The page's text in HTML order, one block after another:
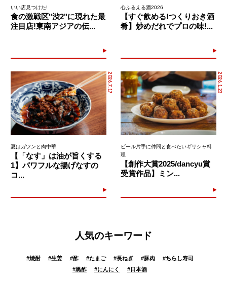
いい店見つけた!
食の激戦区"渋2"に現れた最
注目店!東南アジアの伝...
心ふるえる酒2026
【すぐ飲める!つくりおき酒
肴】炒めだれでプロの味!...
2026.7.17
夏はガツンと肉中華
【「なす」は油が旨くする
1】パワフルな揚げなすの
コ...
2026.1.23
ビール片手に仲間と食べたいギリシャ料
理
【創作大賞2025/dancyu賞
受賞作品】ミン...
人気のキーワード
#焼酎 #生姜 #酢 #たまご #長ねぎ #豚肉 #ちらし寿司
#黒酢 #にんにく # 日本酒